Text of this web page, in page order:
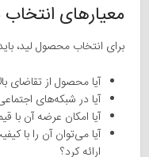
معیارهای
برای انتخاب محصول لید،
آیا محصول از تقاضای
آیا در شبکه‌های
آیا امکان عرضه آن با
آیا می‌توان آن را با
ارائه کرد؟